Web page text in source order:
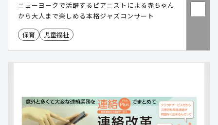
ニューヨークで活躍するピアニストによる赤ちゃん
から大人まで楽しめる本格ジャズコンサート
保育 児童福祉